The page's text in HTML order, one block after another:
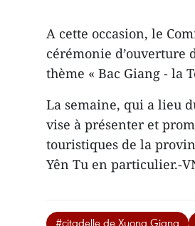
A cette occasion, le
cérémonie d’ouverture
thème « Bac Giang - la
La semaine, qui a lieu
vise à présenter et
touristiques de la
Yên Tu en particulier.-
#citadelle de Xuong Giang